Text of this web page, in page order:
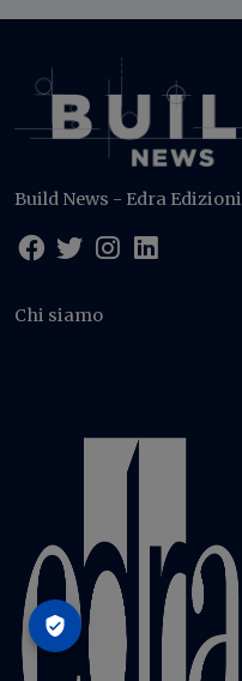
Build News - Edra Edizioni
Chi siamo